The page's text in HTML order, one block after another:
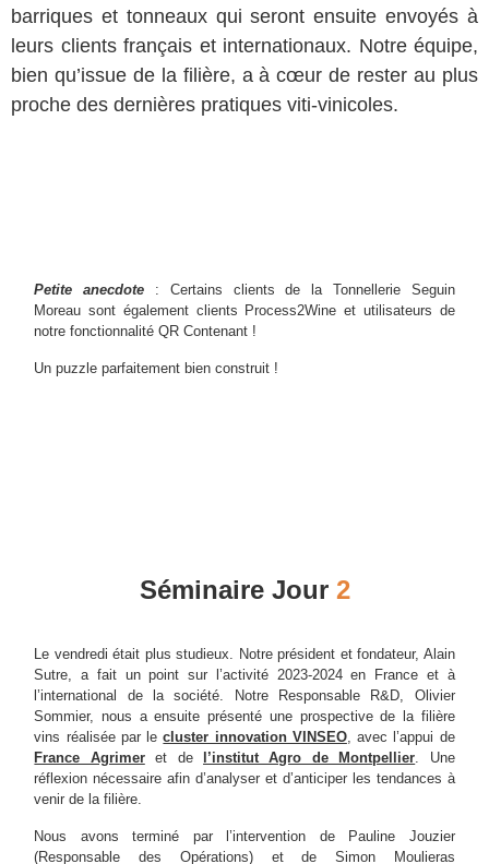
barriques et tonneaux qui seront ensuite envoyés à
leurs clients français et internationaux. Notre équipe,
bien qu’issue de la filière, a à cœur de rester au plus
proche des dernières pratiques viti-vinicoles.
Petite anecdote
: Certains clients de la Tonnellerie Seguin
Moreau sont également clients Process2Wine et utilisateurs de
notre fonctionnalité QR Contenant !
Un puzzle parfaitement bien construit !
Séminaire Jour 2
Le vendredi était plus studieux. Notre président et fondateur, Alain
Sutre, a fait un point sur l’activité 2023-2024 en France et à
l’international de la société. Notre Responsable R&D, Olivier
Sommier, nous a ensuite présenté une prospective de la filière
vins réalisée par lecluster innovation VINSEO, avec l’appui de
France Agrimeret de l’institut Agro de Montpellier. Une
réflexion nécessaire afin d’analyser et d’anticiper les tendances à
venir de la filière.
Nous avons terminé par l’intervention de Pauline Jouzier
(Responsable des Opérations) et de Simon Moulieras